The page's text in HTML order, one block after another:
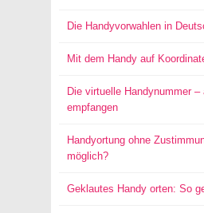
Die Handyvorwahlen in
Mit dem Handy auf
Die virtuelle Handynummer
empfangen
Handyortung ohne
möglich?
Geklautes Handy orten: So